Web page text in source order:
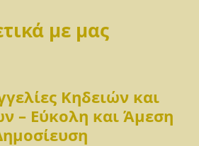
με μας
Κηδειών και
– Εύκολη και Άμεση